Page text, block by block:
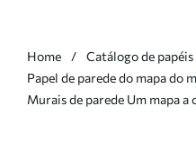
Home
Catálogo de papéis
Papel de parede do mapa do
Murais de parede Um mapa